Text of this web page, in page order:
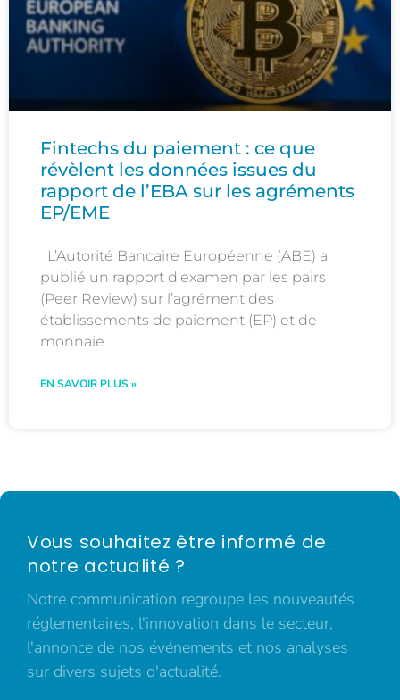
Fintechs du paiement : ce que
révèlent les données issues du
rapport de l’EBA sur les agréments
EP/EME
L’Autorité Bancaire Européenne (ABE) a
publié un rapport d’examen par les pairs
(Peer Review) sur l’agrément des
établissements de paiement (EP) et de
monnaie
EN SAVOIR PLUS »
Vous souhaitez être informé de
notre actualité ?
Notre communication regroupe les nouveautés
réglementaires, l'innovation dans le secteur,
l'annonce de nos événements et nos analyses
sur divers sujets d'actualité.